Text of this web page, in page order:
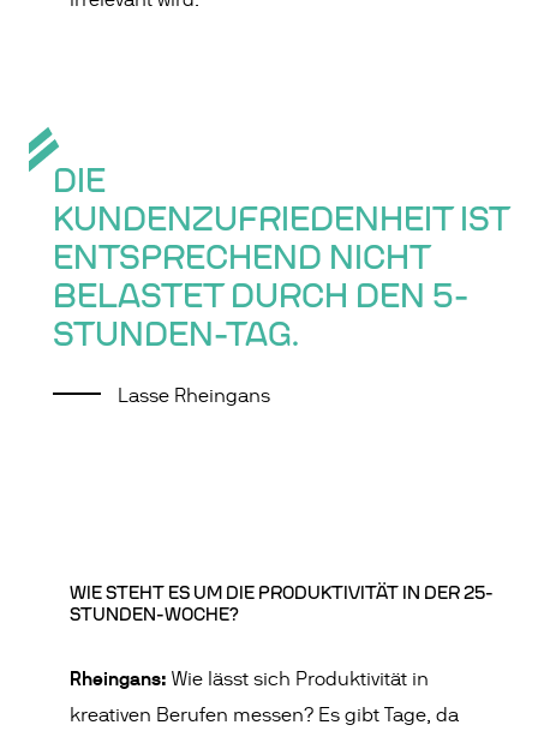
DIE
KUNDENZUFRIEDENHEIT IST
ENTSPRECHEND NICHT
BELASTET DURCH DEN 5-
STUNDEN-TAG.
Lasse Rheingans
WIE STEHT ES UM DIE PRODUKTIVITÄT IN DER 25-
STUNDEN-WOCHE?
Rheingans: Wie lässt sich Produktivität in
kreativen Berufen messen? Es gibt Tage, da